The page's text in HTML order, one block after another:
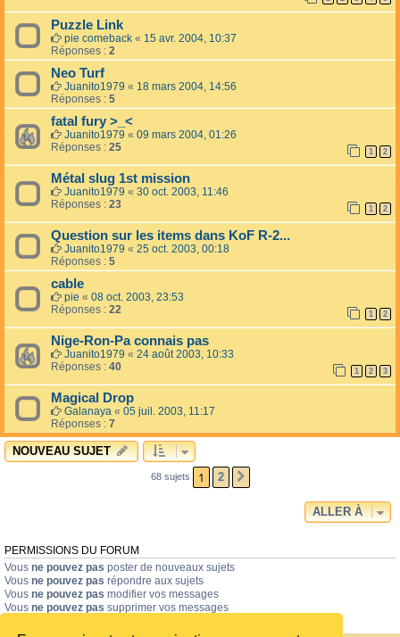
Puzzle Link
pie comeback « 15 avr. 2004, 10:37
Réponses : 2
Neo Turf
Juanito1979 « 18 mars 2004, 14:56
Réponses : 5
fatal fury >_<
Juanito1979 « 09 mars 2004, 01:26
Réponses : 25 1 2
Métal slug 1st mission
Juanito1979 « 30 oct. 2003, 11:46
Réponses : 23 1 2
Question sur les items dans KoF R-2...
Juanito1979 « 25 oct. 2003, 00:18
Réponses : 5
cable
pie « 08 oct. 2003, 23:53
Réponses : 22 1 2
Nige-Ron-Pa connais pas
Juanito1979 « 24 août 2003, 10:33
Réponses : 40 1 2 3
Magical Drop
Galanaya « 05 juil. 2003, 11:17
Réponses : 7
NOUVEAU SUJET
68 sujets 1 2
ALLER À
PERMISSIONS DU FORUM
Vous ne pouvez pas poster de nouveaux sujets
Vous ne pouvez pas répondre aux sujets
Vous ne pouvez pas modifier vos messages
Vous ne pouvez pas supprimer vos messages